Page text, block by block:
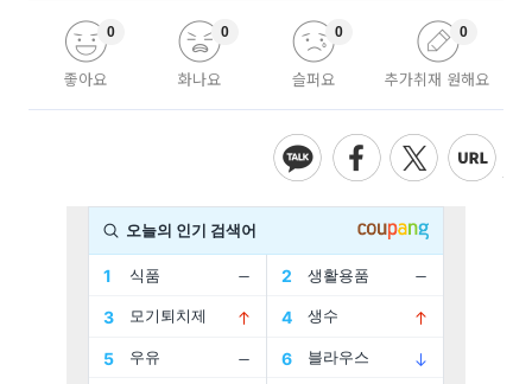
좋아요
0
화나요
0
슬퍼요
0
추가취재 원해요
0